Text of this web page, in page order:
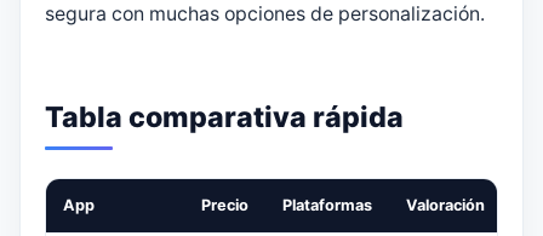
segura con muchas opciones de personalización.
Tabla comparativa rápida
App Precio Plataformas Valoración